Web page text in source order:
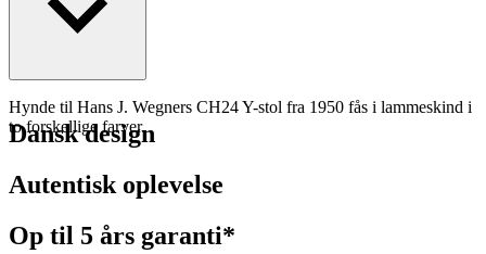
Hynde til Hans J. Wegners CH24 Y-stol fra 1950 fås i lammeskind i
to forskellige farver.
Dansk design
Autentisk oplevelse
Op til 5 års garanti*